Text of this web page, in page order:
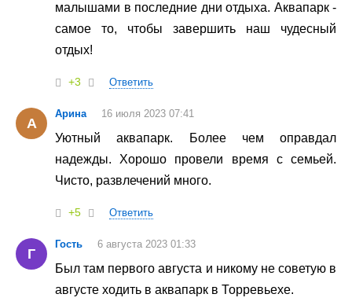
малышами в последние дни отдыха. Аквапарк -
самое то, чтобы завершить наш чудесный
отдых!
+3 Ответить
А
Арина 16 июля 2023 07:41
Уютный аквапарк. Более чем оправдал
надежды. Хорошо провели время с семьей.
Чисто, развлечений много.
+5 Ответить
Г
Гость 6 августа 2023 01:33
Был там первого августа и никому не советую в
августе ходить в аквапарк в Торревьехе.